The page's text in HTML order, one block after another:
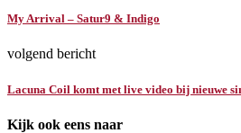
My Arrival – Satur9 & Indigo
volgend bericht
Lacuna Coil komt met live video bij nieuwe
Kijk ook eens naar